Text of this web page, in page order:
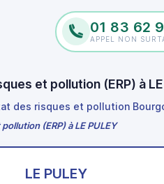
01 83 62
APPEL NON
et pollution (ERP) à
des risques et pollution
(ERP) à LE PULEY
LE PULEY